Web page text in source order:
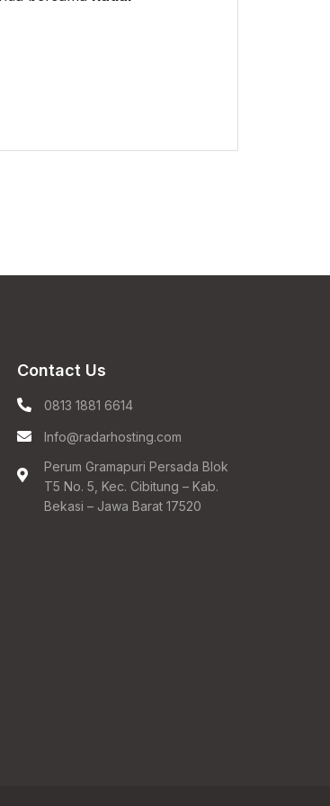
Contact Us
0813 1881 6614
Info@radarhosting.com
Perum Gramapuri Persada Blok
T5 No. 5, Kec. Cibitung – Kab.
Bekasi – Jawa Barat 17520